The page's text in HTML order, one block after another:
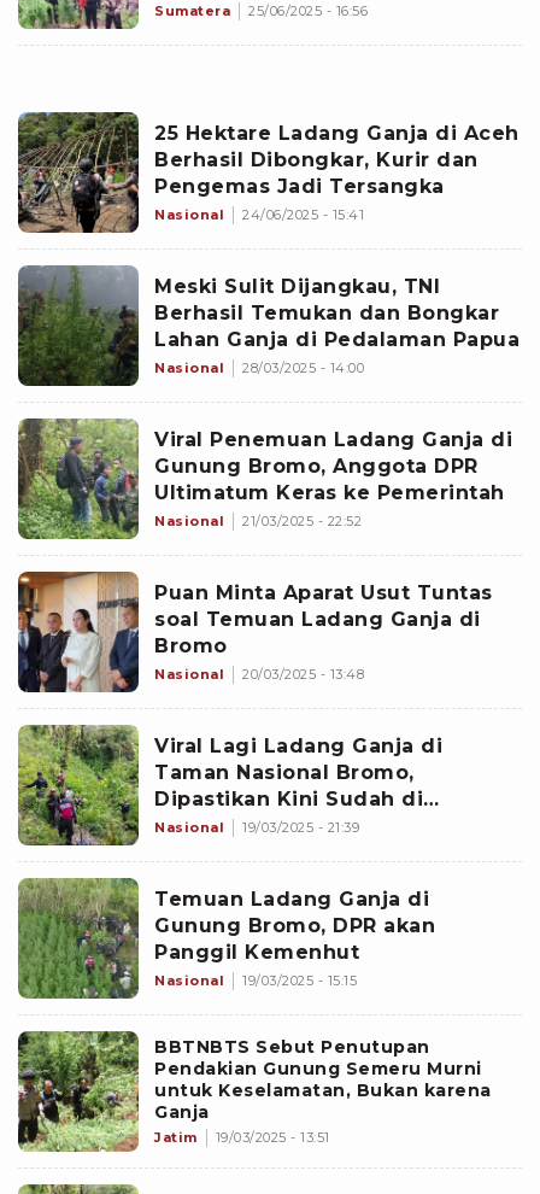
Sumatera 25/06/2025 - 16:56
25 Hektare Ladang Ganja di Aceh
Berhasil Dibongkar, Kurir dan
Pengemas Jadi Tersangka
Nasional 24/06/2025 - 15:41
Meski Sulit Dijangkau, TNI
Berhasil Temukan dan Bongkar
Lahan Ganja di Pedalaman Papua
Nasional 28/03/2025 - 14:00
Viral Penemuan Ladang Ganja di
Gunung Bromo, Anggota DPR
Ultimatum Keras ke Pemerintah
Nasional 21/03/2025 - 22:52
Puan Minta Aparat Usut Tuntas
soal Temuan Ladang Ganja di
Bromo
Nasional 20/03/2025 - 13:48
Viral Lagi Ladang Ganja di
Taman Nasional Bromo,
Dipastikan Kini Sudah di
Pengadilan
Nasional 19/03/2025 - 21:39
Temuan Ladang Ganja di
Gunung Bromo, DPR akan
Panggil Kemenhut
Nasional 19/03/2025 - 15:15
BBTNBTS Sebut Penutupan
Pendakian Gunung Semeru Murni
untuk Keselamatan, Bukan karena
Ganja
Jatim 19/03/2025 - 13:51